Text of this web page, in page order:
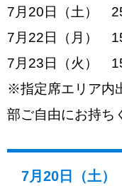
7月20日（土）
7月22日（月）
7月23日（火）
※指定席エリア内
部ご自由にお持ち
7月20日（土）